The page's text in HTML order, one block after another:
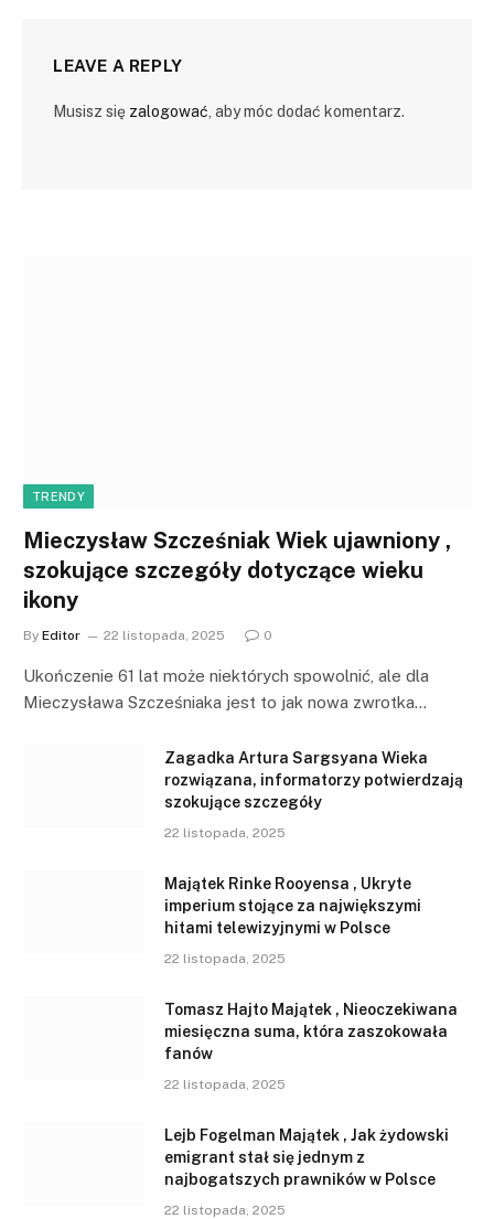
LEAVE A REPLY
Musisz się zalogować , aby móc dodać komentarz.
TRENDY
Mieczysław Szcześniak Wiek ujawniony ,
szokujące szczegóły dotyczące wieku
ikony
By Editor 22 listopada, 2025 0
Ukończenie 61 lat może niektórych spowolnić, ale dla
Mieczysława Szcześniaka jest to jak nowa zwrotka…
Zagadka Artura Sargsyana Wieka
rozwiązana, informatorzy potwierdzają
szokujące szczegóły
22 listopada, 2025
Majątek Rinke Rooyensa , Ukryte
imperium stojące za największymi
hitami telewizyjnymi w Polsce
22 listopada, 2025
Tomasz Hajto Majątek , Nieoczekiwana
miesięczna suma, która zaszokowała
fanów
22 listopada, 2025
Lejb Fogelman Majątek , Jak żydowski
emigrant stał się jednym z
najbogatszych prawników w Polsce
22 listopada, 2025